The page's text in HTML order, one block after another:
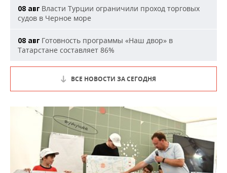
08 авг Власти Турции ограничили проход торговых
судов в Черное море
08 авг Готовность программы «Наш двор» в
Татарстане составляет 86%
ВСЕ НОВОСТИ ЗА СЕГОДНЯ